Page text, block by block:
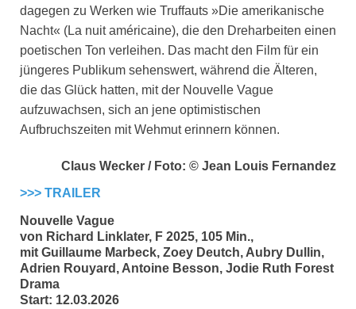
dagegen zu Werken wie Truffauts »Die amerikanische
Nacht« (La nuit américaine), die den Dreharbeiten einen
poetischen Ton verleihen. Das macht den Film für ein
jüngeres Publikum sehenswert, während die Älteren,
die das Glück hatten, mit der Nouvelle Vague
aufzuwachsen, sich an jene optimistischen
Aufbruchszeiten mit Wehmut erinnern können.
Claus Wecker / Foto: © Jean Louis Fernandez
>>> TRAILER
Nouvelle Vague
von Richard Linklater, F 2025, 105 Min.,
mit Guillaume Marbeck, Zoey Deutch, Aubry Dullin,
Adrien Rouyard, Antoine Besson, Jodie Ruth Forest
Drama
Start: 12.03.2026